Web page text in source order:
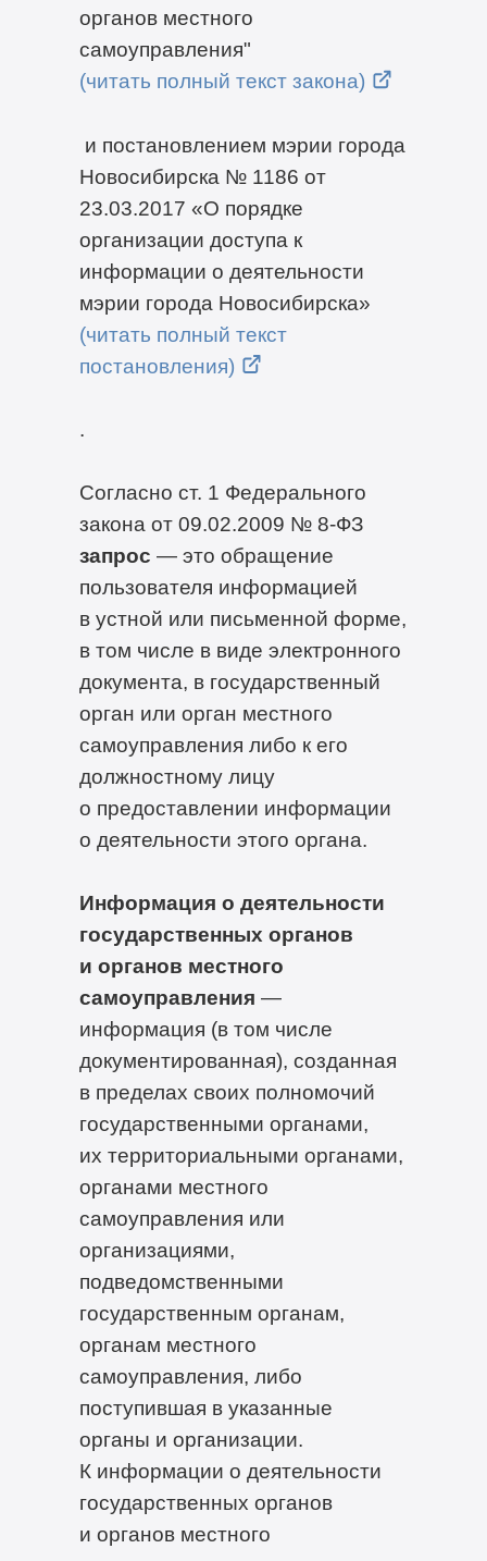
органов местного
самоуправления"
(читать полный текст закона)
и постановлением мэрии города
Новосибирска № 1186 от
23.03.2017 «О порядке
организации доступа к
информации о деятельности
мэрии города Новосибирска»
(читать полный текст
постановления)
.
Согласно ст. 1 Федерального
закона от 09.02.2009 № 8-ФЗ
запрос — это обращение
пользователя информацией
в устной или письменной форме,
в том числе в виде электронного
документа, в государственный
орган или орган местного
самоуправления либо к его
должностному лицу
о предоставлении информации
о деятельности этого органа.
Информация о деятельности
государственных органов
и органов местного
самоуправления —
информация (в том числе
документированная), созданная
в пределах своих полномочий
государственными органами,
их территориальными органами,
органами местного
самоуправления или
организациями,
подведомственными
государственным органам,
органам местного
самоуправления, либо
поступившая в указанные
органы и организации.
К информации о деятельности
государственных органов
и органов местного